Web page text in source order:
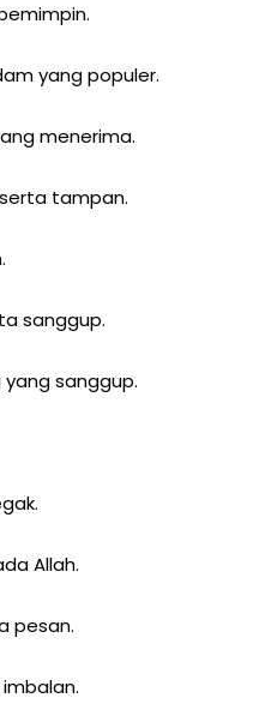
yang populer.
menerima.
tampan.
sanggup.
sanggup.
Allah.
pesan.